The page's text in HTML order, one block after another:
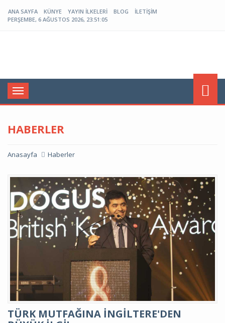
ANA SAYFA KÜNYE YAYIN İLKELERI BLOG
İLETIŞIM
PERŞEMBE, 6 AĞUSTOS 2026, 23:51:05
Menü
HABERLER
Anasayfa Haberler
TÜRK MUTFAĞINA İNGİLTERE'DEN